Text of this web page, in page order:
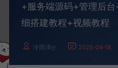
+服务端源码+管理后
细搭建教程+视频教程
冷雨泽ღ 2025-04-18